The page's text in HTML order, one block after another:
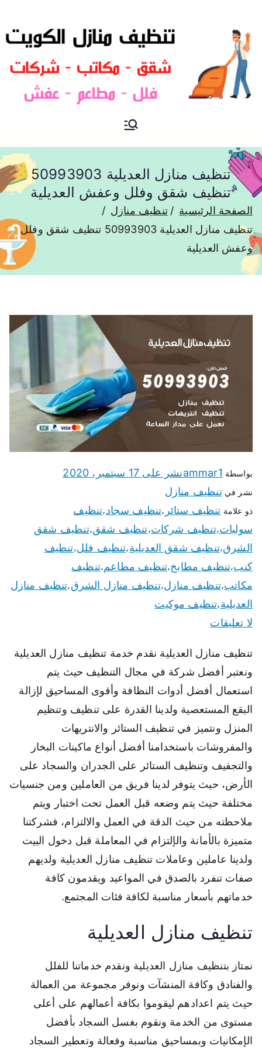
شركة تنظيف منازل و شقق في
تنظيف منازل العديلية 50993903
تنظيف شقق وفلل وعفش العديلية
الصفحة الرئيسية
تنظيف منازل
تنظيف منازل العديلية 50993903 تنظيف شقق وفلل
وعفش العديلية
بواسطة ammar1نشر على 17 سبتمبر، 2020
نشر فيتنظيف منازل
ذو علامة تنظيف ستائر ،تنظيف سجاد،تنظيف
سوليات،تنظيف شركات،تنظيف شقق،تنظيف شقق
الشرق،تنظيف شقق العديلية،تنظيف فلل،تنظيف
كنب،تنظيف مطابخ،تنظيف مطاعم،تنظيف
مكاتب،تنظيف منازل،تنظيف منازل الشرق،تنظيف منازل
العديلية،تنظيف موكيت
لا تعليقات
تنظيف منازل العديلية نقدم خدمة تنظيف منازل العديلية
ونعتبر أفضل شركة في مجال التنظيف حيث يتم
استعمال أفضل أدوات النظافة وأقوى المساحيق لإزالة
البقع المستعصية ولدينا القدرة على تنظيف وتنظيم
المنزل ونتميز في تنظيف الستائر والانتريهات
والمفروشات باستخدامنا أفضل أنواع ماكينات البخار
والتجفيف وتنظيف الستائر على الجدران والسجاد على
الأرض، حيث يتوفر لدينا فريق من العاملين ومن جنسيات
مختلفة حيث يتم وضعه قبل العمل تحت اختبار ويتم
ملاحظته من حيث الدقة في العمل والالتزام، فشركتنا
متميزة بالأمانة والإلتزام في المعاملة قبل دخول البيت
ولدينا عاملين وعاملات تنظيف منازل العديلية ولديهم
صفات تنفرد بالصدق في المواعيد ويقدمون كافة
خدماتهم بأسعار مناسبة لكافة فئات المجتمع.
تنظيف منازل العديلية
نمتاز بتنظيف منازل العديلية ونقدم خدماتنا للفلل
والفنادق وكافة المنشآت ونوفر مجموعة من العمالة
حيث يتم اعدادهم ليقوموا بكافة أعمالهم على أعلى
مستوى من الخدمة ونقوم بغسل السجاد بأفضل
الإمكانيات وبمساحيق مناسبة وفعالة وتعطير السجاد